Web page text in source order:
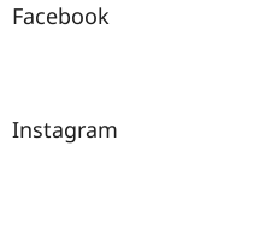
Facebook
Instagram